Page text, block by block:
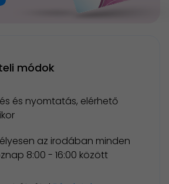
módok
és nyomtatás, elérhető
az irodában minden
8:00 - 16:00 között